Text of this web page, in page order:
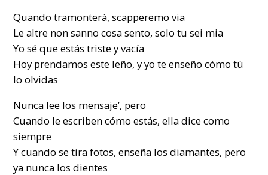
Quando tramonterà, scapperemo via
Le altre non sanno cosa sento, solo tu sei mia
Yo sé que estás triste y vacía
Hoy prendamos este leño, y yo te enseño cómo tú
lo olvidas
Nunca lee los mensaje’, pero
Cuando le escriben cómo estás, ella dice como
siempre
Y cuando se tira fotos, enseña los diamantes, pero
ya nunca los dientes